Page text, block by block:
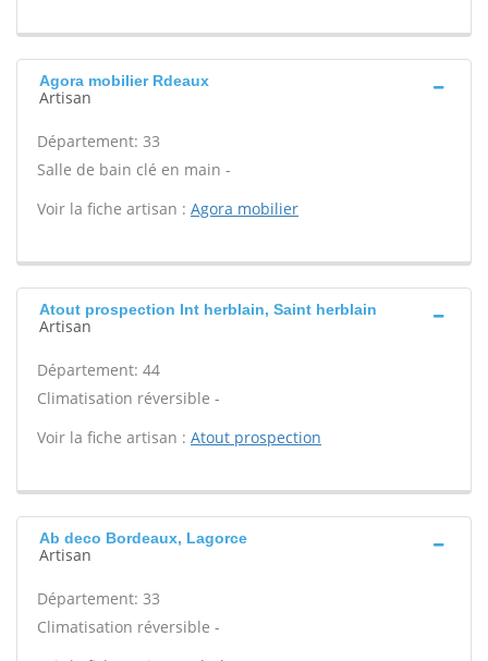
Agora mobilier Rdeaux
Artisan
Département: 33
Salle de bain clé en main -
Voir la fiche artisan : Agora mobilier
Atout prospection Int herblain, Saint herblain
Artisan
Département: 44
Climatisation réversible -
Voir la fiche artisan : Atout prospection
Ab deco Bordeaux, Lagorce
Artisan
Département: 33
Climatisation réversible -